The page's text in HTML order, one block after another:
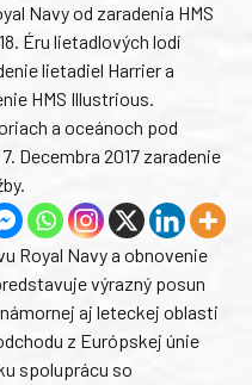
Navy od zaradenia HMS
Éru lietadlových lodí
lietadiel Harrier a
HMS Illustrious.
a oceánoch pod
Decembra 2017 zaradenie
Royal Navy a obnovenie
výrazný posun
aj leteckej oblasti
z Európskej únie
spoluprácu so